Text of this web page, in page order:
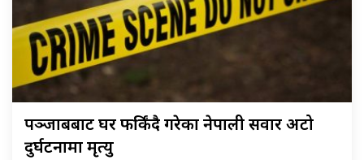
पञ्जाबबाट घर फर्किंदै गरेका नेपाली सवार अटो
दुर्घटनामा मृत्यु